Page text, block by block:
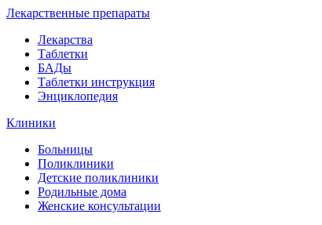
Лекарственные препараты
Лекарства
Таблетки
БАДы
Таблетки инструкция
Энциклопедия
Клиники
Больницы
Поликлиники
Детские поликлиники
Родильные дома
Женские консультации